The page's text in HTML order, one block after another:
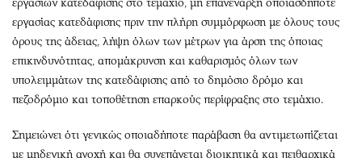
εργασίας κατεδάφισης πριν την πλήρη συμμόρφωση με όλους τους
όρους της άδειας, λήψη όλων των μέτρων για άρση της όποιας
επικινδυνότητας, απομάκρυνση και καθαρισμός όλων των
υπολειμμάτων της κατεδάφισης από το δημόσιο δρόμο και
πεζοδρόμιο και τοποθέτηση επαρκούς περίφραξης στο τεμάχιο.
Σημειώνει ότι γενικώς οποιαδήποτε παράβαση θα αντιμετωπίζεται
με μηδενική ανοχή και θα συνεπάγεται διοικητικά και πειθαρχικά